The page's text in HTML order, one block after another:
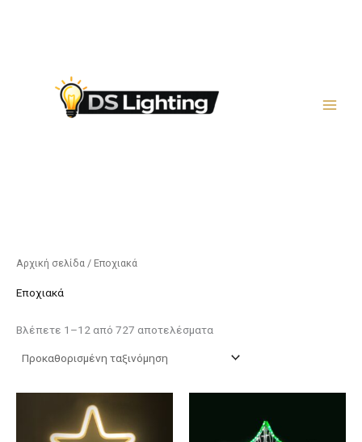
Αρχική σελίδα / Εποχιακά
Εποχιακά
Βλέπετε 1–12 από 727 αποτελέσματα